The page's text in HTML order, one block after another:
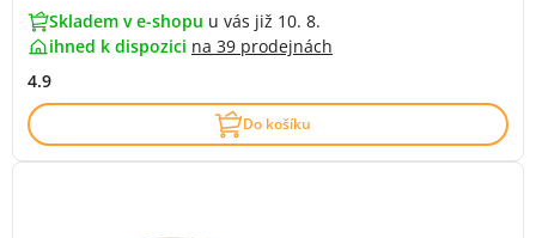
Skladem v e-shopu u vás již 10. 8.
ihned k dispozici na 39 prodejnách
4.9
Do košíku